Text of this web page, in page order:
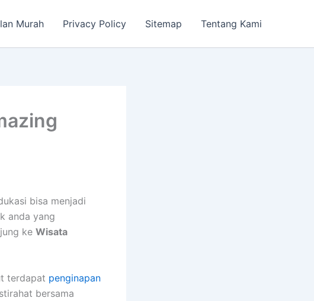
Murah Privacy Policy Sitemap Tentang Kami
bisa menjadi
anda yang
ke Wisata
terdapat penginapan
bersama